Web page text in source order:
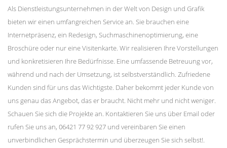
Als Dienstleistungsunternehmen in der Welt von Design und Grafik
bieten wir einen umfangreichen Service an. Sie brauchen eine
Internetpräsenz, ein Redesign, Suchmaschinenoptimierung, eine
Broschüre oder nur eine Visitenkarte. Wir realisieren Ihre Vorstellungen
und konkretisieren Ihre Bedürfnisse. Eine umfassende Betreuung vor,
während und nach der Umsetzung, ist selbstverständlich. Zufriedene
Kunden sind für uns das Wichtigste. Daher bekommt jeder Kunde von
uns genau das Angebot, das er braucht. Nicht mehr und nicht weniger.
Schauen Sie sich die Projekte an. Kontaktieren Sie uns über Email oder
rufen Sie uns an, 06421 77 92 927 und vereinbaren Sie einen
unverbindlichen Gesprächstermin und überzeugen Sie sich selbst!.